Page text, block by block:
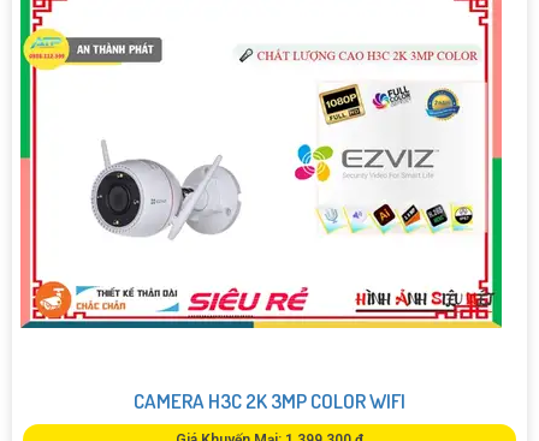
CAMERA H3C 2K 3MP COLOR WIFI